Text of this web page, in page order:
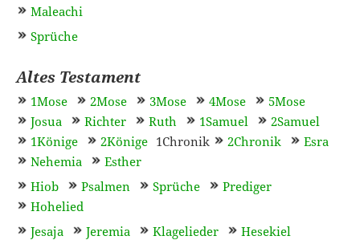
Maleachi
Sprüche
Altes Testament
1Mose 2Mose 3Mose 4Mose
5Mose
Josua
Richter Ruth 1Samuel
2Samuel
1Könige
2Könige 1Chronik 2Chronik
Esra
Nehemia
Esther
Hiob
Psalmen Sprüche
Prediger
Hohelied
Jesaja
Jeremia Klagelieder
Hesekiel